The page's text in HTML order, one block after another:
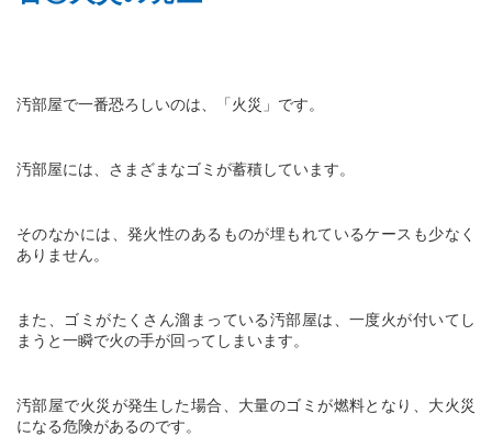
汚部屋で一番恐ろしいのは、「火災」です。
汚部屋には、さまざまなゴミが蓄積しています。
そのなかには、発火性のあるものが埋もれているケースも少なく
ありません。
また、ゴミがたくさん溜まっている汚部屋は、一度火が付いてし
まうと一瞬で火の手が回ってしまいます。
汚部屋で火災が発生した場合、大量のゴミが燃料となり、大火災
になる危険があるのです。